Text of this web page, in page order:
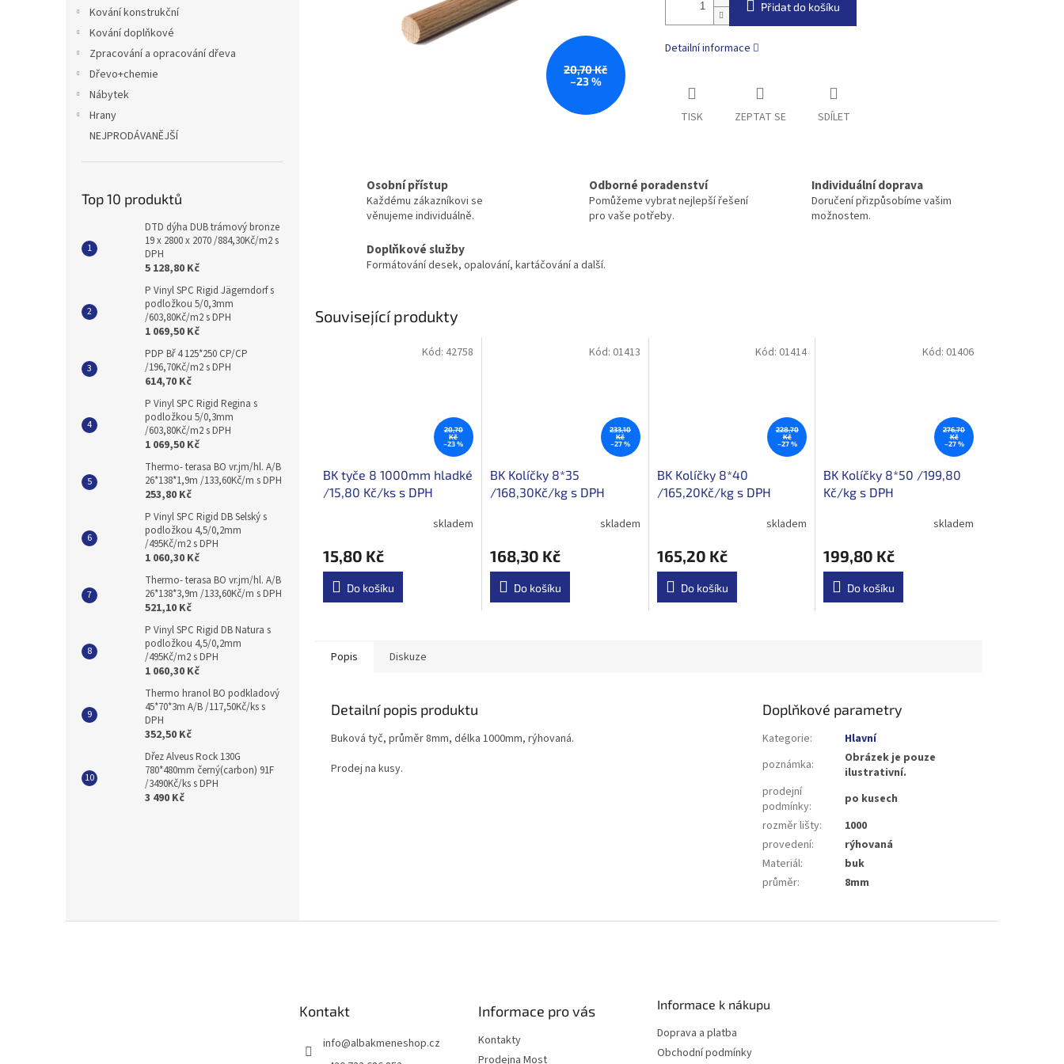
Kování konstrukční
Kování doplňkové
Zpracování a opracování dřeva
Dřevo+chemie
Nábytek
Hrany
NEJPRODÁVANĚJŠÍ
Top 10 produktů
DTD dýha DUB trámový bronze
19 x 2800 x 2070 /884,30Kč/m2 s
DPH
5 128,80 Kč
P Vinyl SPC Rigid Jägerndorf s
podložkou 5/0,3mm
/603,80Kč/m2 s DPH
1 069,50 Kč
PDP Bř 4 125*250 CP/CP
/196,70Kč/m2 s DPH
614,70 Kč
P Vinyl SPC Rigid Regina s
podložkou 5/0,3mm
/603,80Kč/m2 s DPH
1 069,50 Kč
Thermo- terasa BO vr.jm/hl. A/B
26*138*1,9m /133,60Kč/m s DPH
253,80 Kč
P Vinyl SPC Rigid DB Selský s
podložkou 4,5/0,2mm
/495Kč/m2 s DPH
1 060,30 Kč
Thermo- terasa BO vr.jm/hl. A/B
26*138*3,9m /133,60Kč/m s DPH
521,10 Kč
P Vinyl SPC Rigid DB Natura s
podložkou 4,5/0,2mm
/495Kč/m2 s DPH
1 060,30 Kč
Thermo hranol BO podkladový
45*70*3m A/B /117,50Kč/ks s
DPH
352,50 Kč
Dřez Alveus Rock 130G
780*480mm černý(carbon) 91F
/3490Kč/ks s DPH
3 490 Kč
20,70 Kč
–23 %
Přidat do košíku
Detailní informace
TISK ZEPTAT SE SDÍLET
Osobní přístup
Každému zákazníkovi se
věnujeme individuálně.
Odborné poradenství
Pomůžeme vybrat nejlepší řešení
pro vaše potřeby.
Individuální doprava
Doručení přizpůsobíme vašim
možnostem.
Doplňkové služby
Formátování desek, opalování, kartáčování a další.
Související produkty
20,70
Kč
–23 %
BK tyče 8 1000mm hladké
/15,80 Kč/ks s DPH
skladem
15,80 Kč
Do košíku
Kód: 42758
233,10
Kč
–27 %
BK Kolíčky 8*35
/168,30Kč/kg s DPH
skladem
168,30 Kč
Do košíku
Kód: 01413
228,70
Kč
–27 %
BK Kolíčky 8*40
/165,20Kč/kg s DPH
skladem
165,20 Kč
Do košíku
Kód: 01414
276,70
Kč
–27 %
BK Kolíčky 8*50 /199,80
Kč/kg s DPH
skladem
199,80 Kč
Do košíku
Kód: 01406
Popis Diskuze
Detailní popis produktu
Buková tyč, průměr 8mm, délka 1000mm, rýhovaná.
Prodej na kusy.
Doplňkové parametry
Kategorie:
Hlavní
poznámka:
Obrázek je pouze
ilustrativní.
prodejní
podmínky:
po kusech
rozměr lišty:
1000
provedení:
rýhovaná
Materiál:
buk
průměr: 8mm
Kontakt
info@albakmeneshop.cz
Informace pro vás
Kontakty
Prodejna Most
Informace k nákupu
Doprava a platba
Obchodní podmínky